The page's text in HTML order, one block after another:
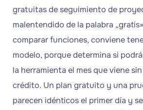
gratuitas de seguimiento de
malentendido de la palabra
comparar funciones, conviene
modelo, porque determina si
la herramienta el mes que viene
crédito. Un plan gratuito y una
parecen idénticos el primer día y